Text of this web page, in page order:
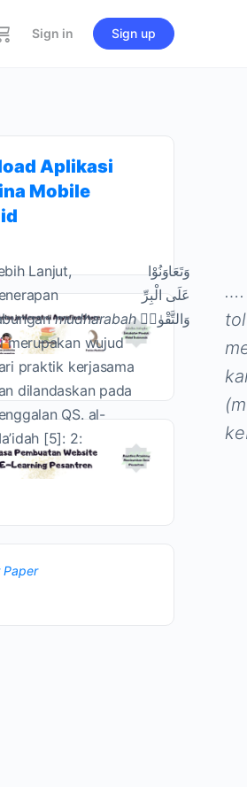
Sign in Sign up
Lanjut,
mudharabah
merupakan wujud
praktik kerjasama
dilandaskan pada
QS. al-
[5]: 2:
وَتَعَاوَنُوْا
عَلَى الْبِرِّ
وَالتَّقْوٰىۖ
….
Aplikasi
Mobile